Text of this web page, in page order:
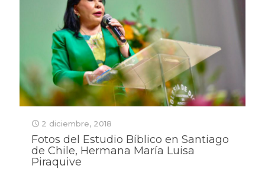
2 diciembre, 2018
Fotos del Estudio Bíblico en Santiago
de Chile, Hermana María Luisa
Piraquive